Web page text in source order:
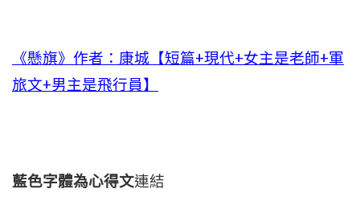
《懸旗》作者：康城【短篇+現代+女主是老師+軍
旅文+男主是飛行員】
藍色字體為心得文連結